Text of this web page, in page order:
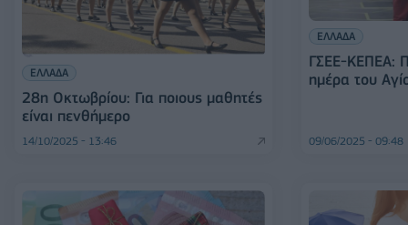
ΕΛΛΑΔΑ
28η Οκτωβρίου: Για ποιους μαθητές
είναι πενθήμερο
14/10/2025 - 13:46
ΕΛΛΑΔΑ
ΓΣΕΕ-ΚΕΠΕΑ:
ημέρα του
09/06/2025 - 09:48